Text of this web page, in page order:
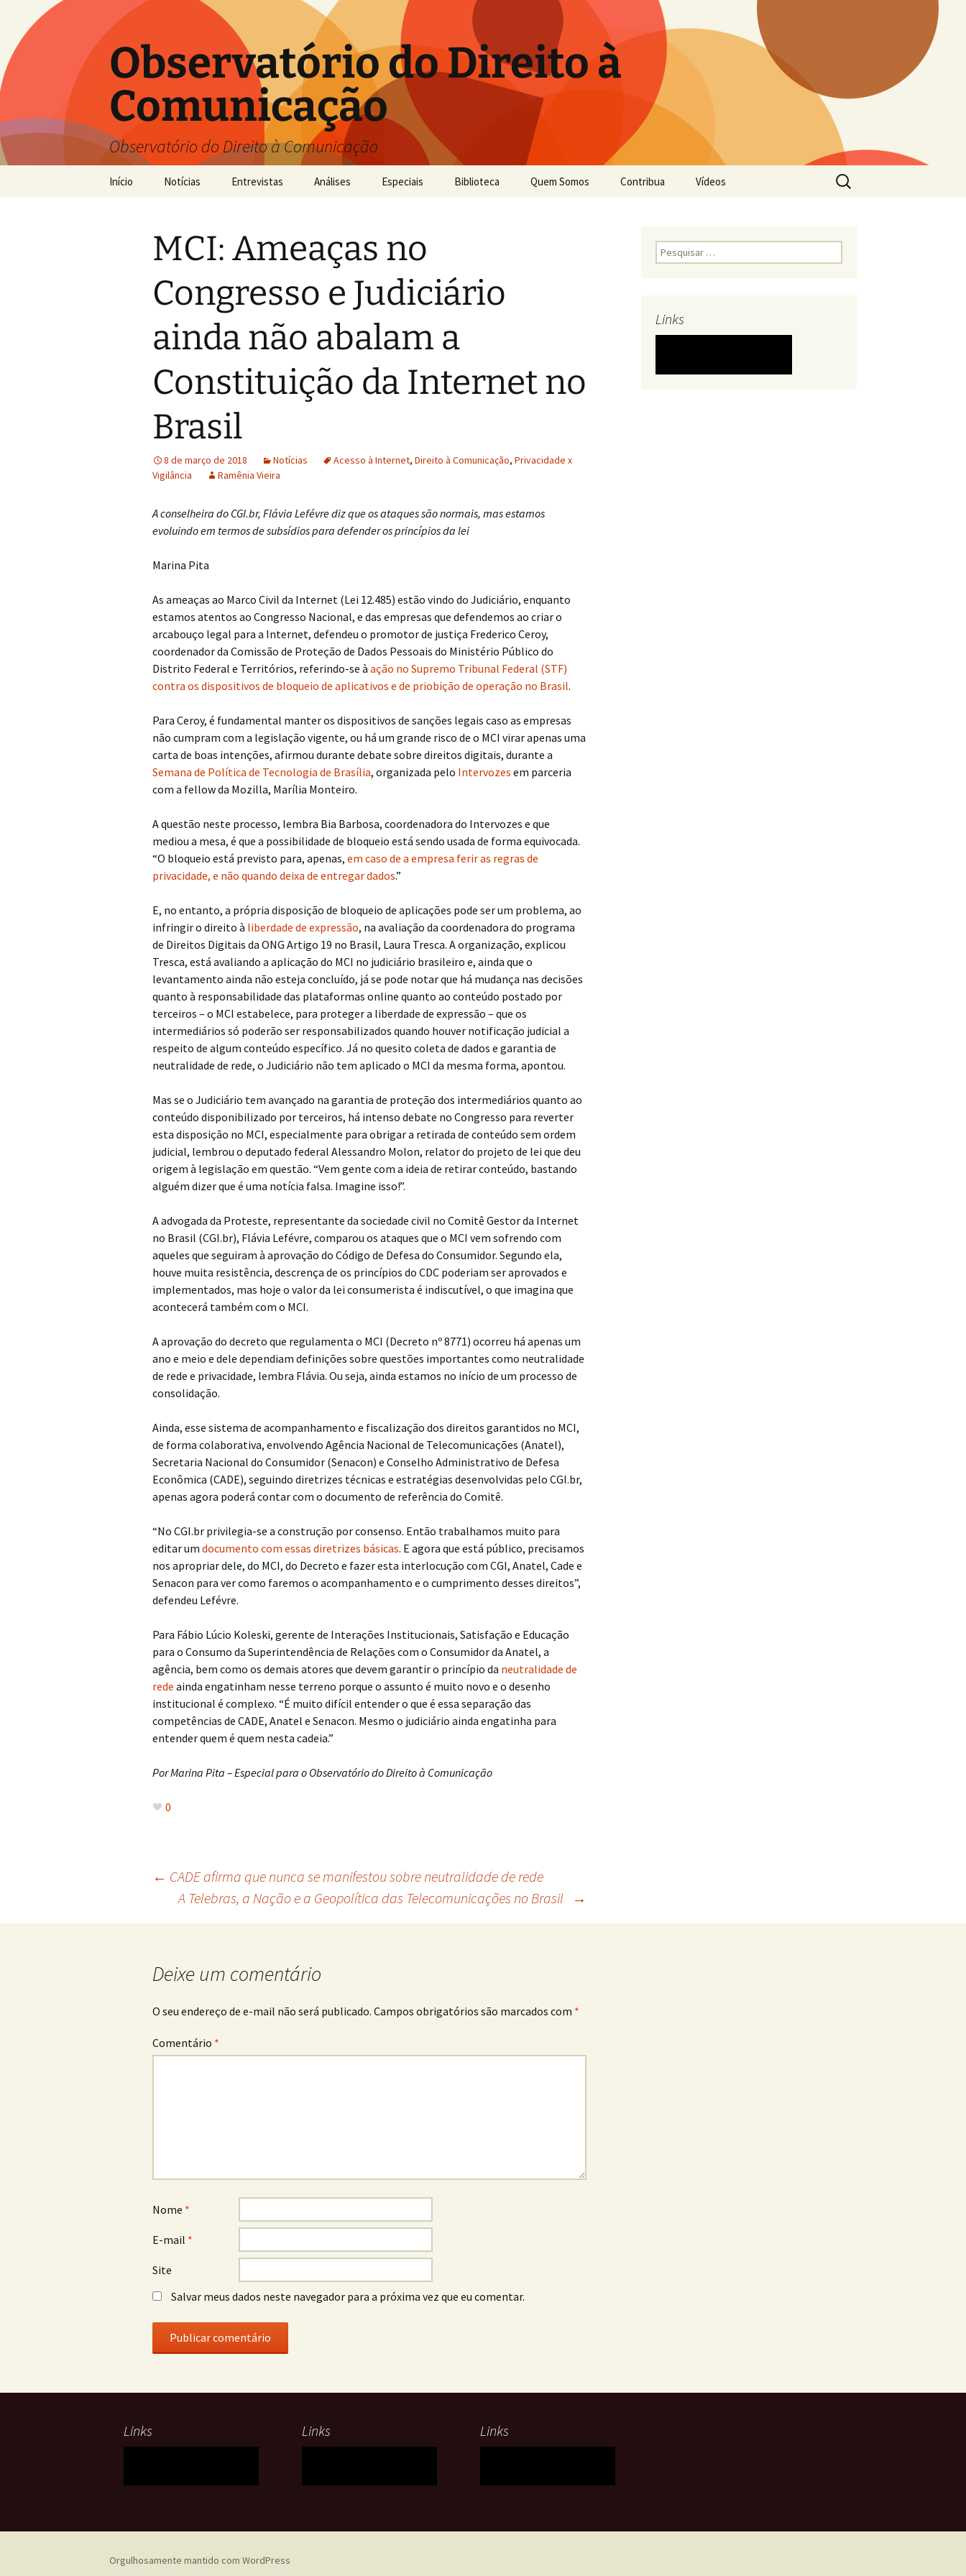
conteúdo
Observatório do Direito à
Comunicação
Observatório do Direito à Comunicação
Início Notícias Entrevistas Análises Especiais Biblioteca Quem Somos Contribua Vídeos
Pesquisar
por:
MCI: Ameaças no
Congresso e Judiciário
ainda não abalam a
Constituição da Internet no
Brasil
8 de março de 2018 Notícias Acesso à Internet, Direito à Comunicação, Privacidade x
Vigilância
Ramênia Vieira
A conselheira do CGI.br, Flávia Lefévre diz que os ataques são normais, mas estamos
evoluindo em termos de subsídios para defender os princípios da lei
Marina Pita
As ameaças ao Marco Civil da Internet (Lei 12.485) estão vindo do Judiciário, enquanto
estamos atentos ao Congresso Nacional, e das empresas que defendemos ao criar o
arcabouço legal para a Internet, defendeu o promotor de justiça Frederico Ceroy,
coordenador da Comissão de Proteção de Dados Pessoais do Ministério Público do
Distrito Federal e Territórios, referindo-se à ação no Supremo Tribunal Federal (STF)
contra os dispositivos de bloqueio de aplicativos e de priobição de operação no Brasil.
Para Ceroy, é fundamental manter os dispositivos de sanções legais caso as empresas
não cumpram com a legislação vigente, ou há um grande risco de o MCI virar apenas uma
carta de boas intenções, afirmou durante debate sobre direitos digitais, durante a
Semana de Política de Tecnologia de Brasília, organizada pelo Intervozes em parceria
com a fellow da Mozilla, Marília Monteiro.
A questão neste processo, lembra Bia Barbosa, coordenadora do Intervozes e que
mediou a mesa, é que a possibilidade de bloqueio está sendo usada de forma equivocada.
“O bloqueio está previsto para, apenas, em caso de a empresa ferir as regras de
privacidade, e não quando deixa de entregar dados.”
E, no entanto, a própria disposição de bloqueio de aplicações pode ser um problema, ao
infringir o direito à liberdade de expressão, na avaliação da coordenadora do programa
de Direitos Digitais da ONG Artigo 19 no Brasil, Laura Tresca. A organização, explicou
Tresca, está avaliando a aplicação do MCI no judiciário brasileiro e, ainda que o
levantamento ainda não esteja concluído, já se pode notar que há mudança nas decisões
quanto à responsabilidade das plataformas online quanto ao conteúdo postado por
terceiros – o MCI estabelece, para proteger a liberdade de expressão – que os
intermediários só poderão ser responsabilizados quando houver notificação judicial a
respeito de algum conteúdo específico. Já no quesito coleta de dados e garantia de
neutralidade de rede, o Judiciário não tem aplicado o MCI da mesma forma, apontou.
Mas se o Judiciário tem avançado na garantia de proteção dos intermediários quanto ao
conteúdo disponibilizado por terceiros, há intenso debate no Congresso para reverter
esta disposição no MCI, especialmente para obrigar a retirada de conteúdo sem ordem
judicial, lembrou o deputado federal Alessandro Molon, relator do projeto de lei que deu
origem à legislação em questão. “Vem gente com a ideia de retirar conteúdo, bastando
alguém dizer que é uma notícia falsa. Imagine isso!”.
A advogada da Proteste, representante da sociedade civil no Comitê Gestor da Internet
no Brasil (CGI.br), Flávia Lefévre, comparou os ataques que o MCI vem sofrendo com
aqueles que seguiram à aprovação do Código de Defesa do Consumidor. Segundo ela,
houve muita resistência, descrença de os princípios do CDC poderiam ser aprovados e
implementados, mas hoje o valor da lei consumerista é indiscutível, o que imagina que
acontecerá também com o MCI.
A aprovação do decreto que regulamenta o MCI (Decreto nº 8771) ocorreu há apenas um
ano e meio e dele dependiam definições sobre questões importantes como neutralidade
de rede e privacidade, lembra Flávia. Ou seja, ainda estamos no início de um processo de
consolidação.
Ainda, esse sistema de acompanhamento e fiscalização dos direitos garantidos no MCI,
de forma colaborativa, envolvendo Agência Nacional de Telecomunicações (Anatel),
Secretaria Nacional do Consumidor (Senacon) e Conselho Administrativo de Defesa
Econômica (CADE), seguindo diretrizes técnicas e estratégias desenvolvidas pelo CGI.br,
apenas agora poderá contar com o documento de referência do Comitê.
“No CGI.br privilegia-se a construção por consenso. Então trabalhamos muito para
editar um documento com essas diretrizes básicas. E agora que está público, precisamos
nos apropriar dele, do MCI, do Decreto e fazer esta interlocução com CGI, Anatel, Cade e
Senacon para ver como faremos o acompanhamento e o cumprimento desses direitos”,
defendeu Lefévre.
Para Fábio Lúcio Koleski, gerente de Interações Institucionais, Satisfação e Educação
para o Consumo da Superintendência de Relações com o Consumidor da Anatel, a
agência, bem como os demais atores que devem garantir o princípio da neutralidade de
rede ainda engatinham nesse terreno porque o assunto é muito novo e o desenho
institucional é complexo. “É muito difícil entender o que é essa separação das
competências de CADE, Anatel e Senacon. Mesmo o judiciário ainda engatinha para
entender quem é quem nesta cadeia.”
Por Marina Pita – Especial para o Observatório do Direito à Comunicação
0
Navegação
de
← CADE afirma que nunca se manifestou sobre neutralidade de rede
A Telebras, a Nação e a Geopolítica das Telecomunicações no Brasil
→
Deixe um comentário
O seu endereço de e-mail não será publicado. Campos obrigatórios são marcados com *
Comentário *
Nome *
E-mail *
Site
Salvar meus dados neste navegador para a próxima vez que eu comentar.
Pesquisar
por:
Links
Links Links Links
Orgulhosamente mantido com WordPress